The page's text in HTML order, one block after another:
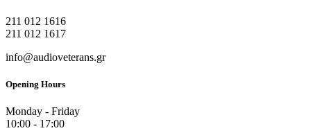
211 012 1616
211 012 1617
info@audioveterans.gr
Opening Hours
Monday - Friday
10:00 - 17:00